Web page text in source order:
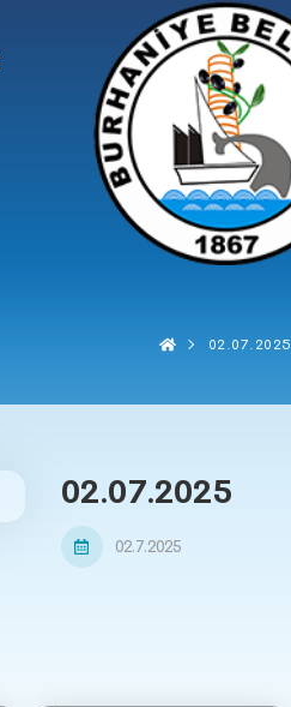
02.07.2025
02.07.2025
02.7.2025